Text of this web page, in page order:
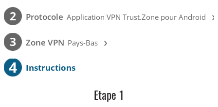
2 Protocole Application VPN Trust.Zone pour Android ›
3 Zone VPN Pays-Bas ›
4 Instructions
Etape 1